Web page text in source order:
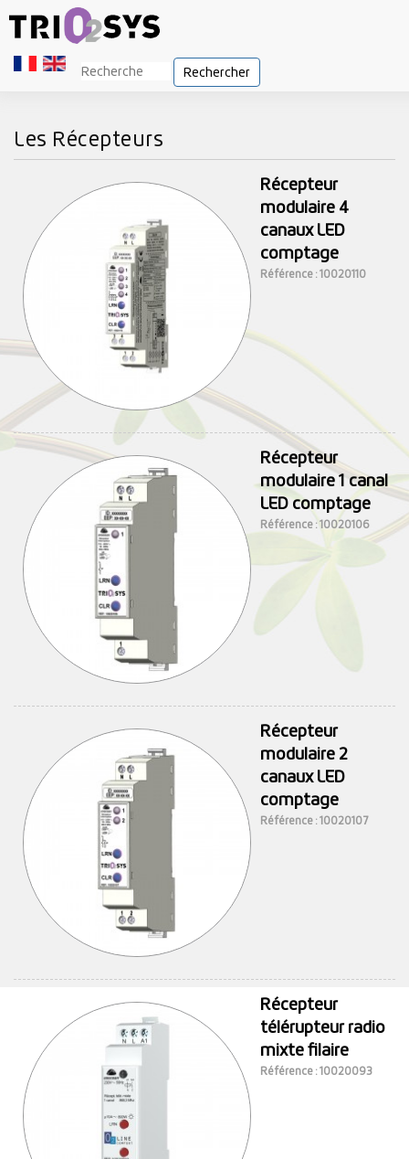
Rechercher
Les Récepteurs
Récepteur
modulaire 4
canaux LED
comptage
Référence : 10020110
Récepteur
modulaire 1 canal
LED comptage
Référence : 10020106
Récepteur
modulaire 2
canaux LED
comptage
Référence : 10020107
Récepteur
télérupteur radio
mixte filaire
Référence : 10020093